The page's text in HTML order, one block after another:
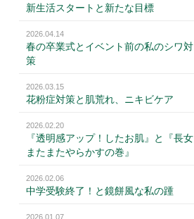
新生活スタートと新たな目標
2026.04.14
春の卒業式とイベント前の私のシワ対
策
2026.03.15
花粉症対策と肌荒れ、ニキビケア
2026.02.20
『透明感アップ！したお肌』と『長女
またまたやらかすの巻』
2026.02.06
中学受験終了！と鏡餅風な私の踵
2026.01.07